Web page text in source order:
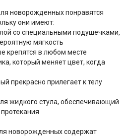
новорожденных понравятся
они имеют:
со специальными подушечками,
мягкость
крепятся в любом месте
который меняет цвет, когда
прекрасно прилегает к телу
жидкого стула, обеспечивающий
новорожденных содержат